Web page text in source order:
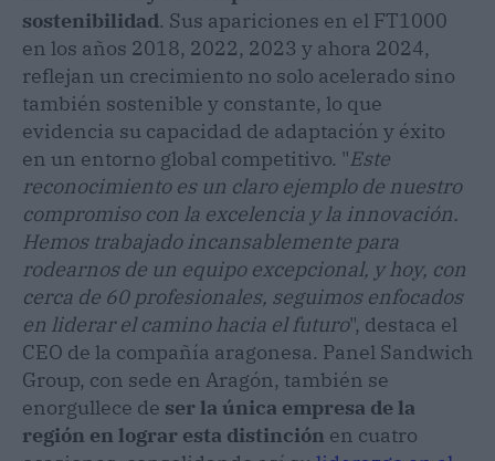
sostenibilidad. Sus apariciones en el FT1000
en los años 2018, 2022, 2023 y ahora 2024,
reflejan un crecimiento no solo acelerado sino
también sostenible y constante, lo que
evidencia su capacidad de adaptación y éxito
en un entorno global competitivo. "Este
reconocimiento es un claro ejemplo de nuestro
compromiso con la excelencia y la innovación.
Hemos trabajado incansablemente para
rodearnos de un equipo excepcional, y hoy, con
cerca de 60 profesionales, seguimos enfocados
en liderar el camino hacia el futuro", destaca el
CEO de la compañía aragonesa. Panel Sandwich
Group, con sede en Aragón, también se
enorgullece de ser la única empresa de la
región en lograr esta distinción en cuatro